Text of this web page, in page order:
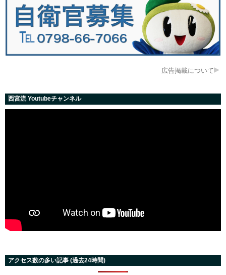
広告掲載について
西宮流 Youtubeチャンネル
アクセス数の多い記事 (過去24時間)